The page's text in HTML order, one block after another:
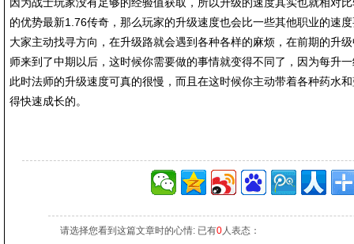
的优势最新1.76传奇，那么玩家的升级速度也会比一些其他职业的速
大家主动找寻方向，在升级路就会遇到各种各样的麻烦，在前期的升
师来到了中期以后，这时候你需要做的事情就变得不同了，因为每升
此时法师的升级速度可真的很慢，而且在这时候你主动带着各种药水
得快速成长的。
请选择您看到这篇文章时的心情: 已有0人表态：